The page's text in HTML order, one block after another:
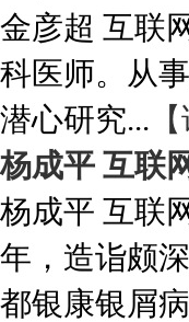
金彦超 互联
科医师。从
潜心研究...
杨成平 互联
杨成平 互联
年，造诣颇
都银康银屑